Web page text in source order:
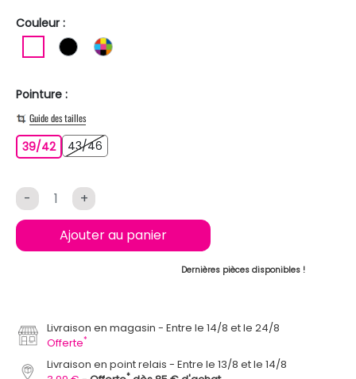
Couleur :
BLANCNOIR MULTICOLORE
Pointure :
Guide des tailles
39/4239/42
43/46
- +
Ajouter au panier
Dernières pièces disponibles !
Livraison en magasin
Entre le 14/8 et le 24/8
Offerte*
Livraison en point relais
Entre le 13/8 et le 14/8
*